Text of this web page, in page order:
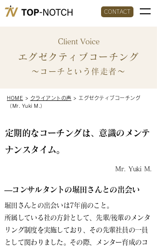
CONTACT
Client Voice
エグゼクティブコーチング
～コーチという伴走者～
HOME > クライアントの声 > エグゼクティブコーチング
（Mr. Yuki M.）
定期的なコーチングは、意識のメンテ
ナンスタイム。
Mr. Yuki M.
​―コンサルタントの堀田さんとの出会い
堀田さんとの出会いは7年前のこと。
所属している社の方針として、先輩/後輩のメンタ
リング制度を実施しており、その先輩社員の一員
として関わりました。その際、メンター育成のコ